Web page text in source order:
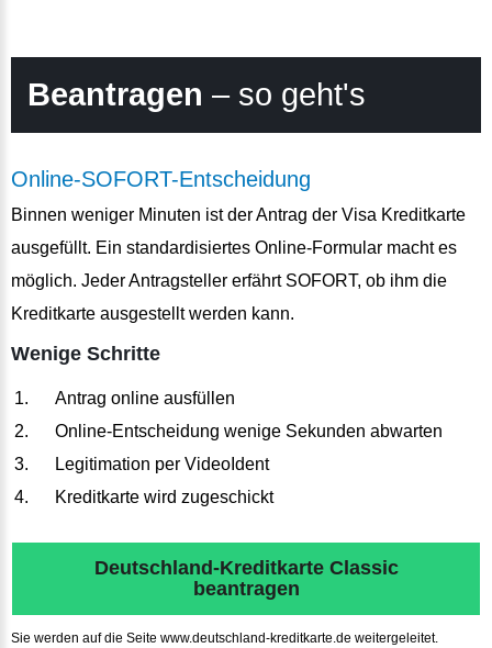
Beantragen – so geht's
Online-SOFORT-Entscheidung
Binnen weniger Minuten ist der Antrag der Visa Kreditkarte
ausgefüllt. Ein standardisiertes Online-Formular macht es
möglich. Jeder Antragsteller erfährt SOFORT, ob ihm die
Kreditkarte ausgestellt werden kann.
Wenige Schritte
Antrag online ausfüllen
Online-Entscheidung wenige Sekunden abwarten
Legitimation per VideoIdent
Kreditkarte wird zugeschickt
Deutschland-Kreditkarte Classic
beantragen
Sie werden auf die Seite www.deutschland-kreditkarte.de weitergeleitet.